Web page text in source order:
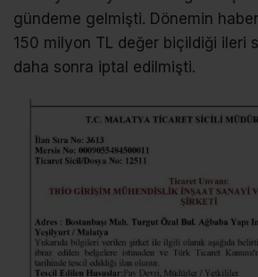
gündeme gelmişti. Dönemin
150 milyon TL değer biçildiği ileri
daha sonra iptal edilmişti.